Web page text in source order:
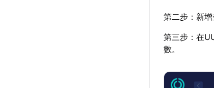
第二步：新增
第三步：在
數。